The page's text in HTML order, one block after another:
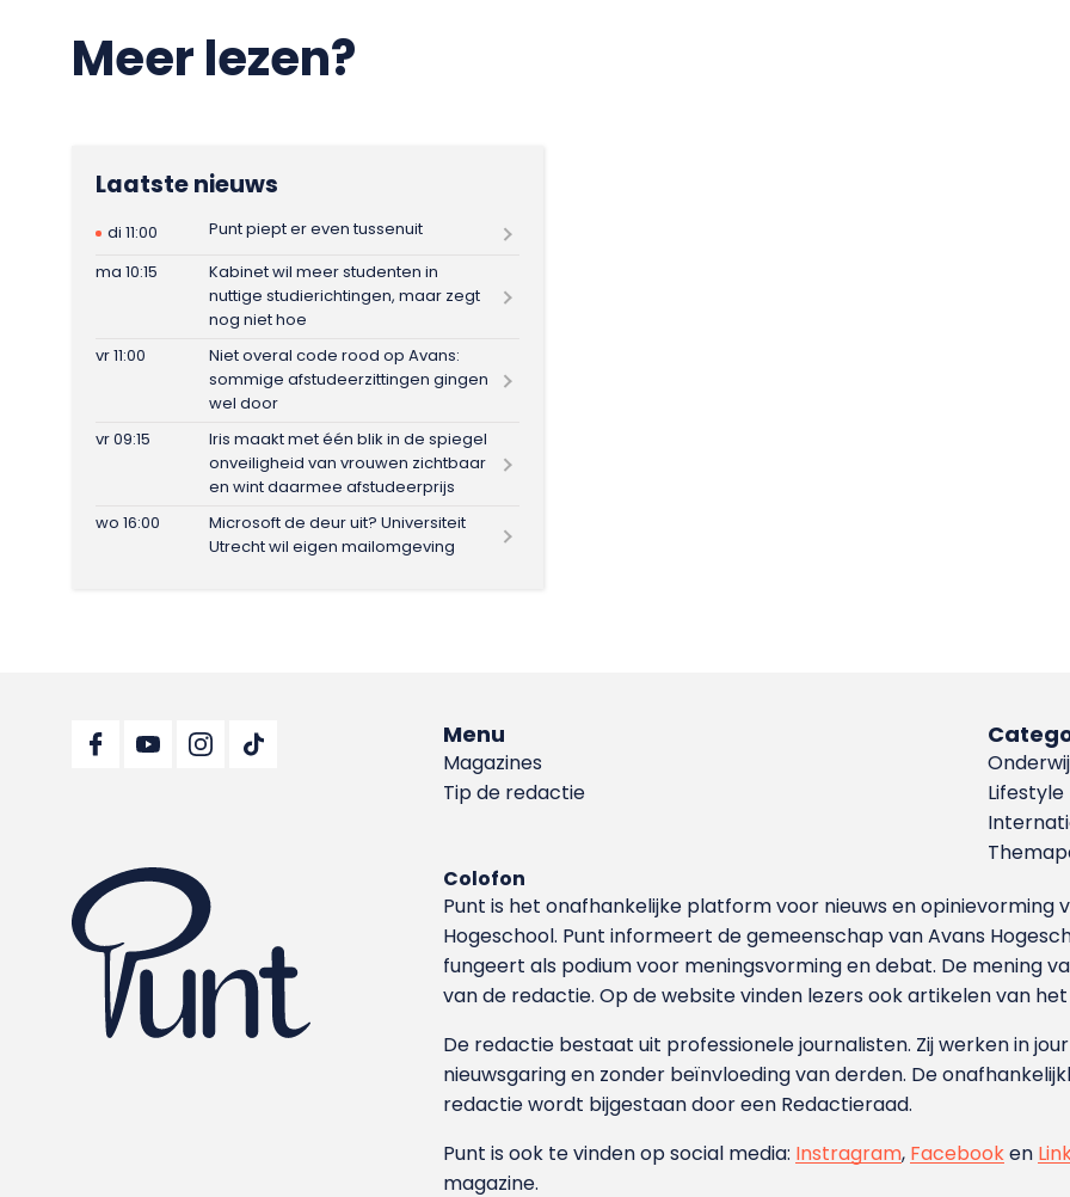
Meer lezen?
Laatste nieuws
di 11:00
Punt piept er even tussenuit
ma 10:15
Kabinet wil meer studenten in
nuttige studierichtingen, maar zegt
nog niet hoe
vr 11:00
Niet overal code rood op Avans:
sommige afstudeerzittingen gingen
wel door
vr 09:15
Iris maakt met één blik in de spiegel
onveiligheid van vrouwen zichtbaar
en wint daarmee afstudeerprijs
wo 16:00
Microsoft de deur uit? Universiteit
Utrecht wil eigen mailomgeving
Menu
Magazines
Tip de redactie
Lifestyle
Colofon
Punt is het onafhankelijke platform voor nieuws en
Hoge­school. Punt informeert de gemeenschap van Avans
fungeert als podium voor meningsvorming en debat. De mening
van de redactie. Op de website vinden lezers ook artikelen van
De redactie bestaat uit professionele journalisten. Zij werken in
nieuwsgaring en zonder beïnvloeding van derden. De
redactie wordt bijgestaan door een Redactieraad.
Punt is ook te vinden op social media: Instragram, Facebooken
magazine.